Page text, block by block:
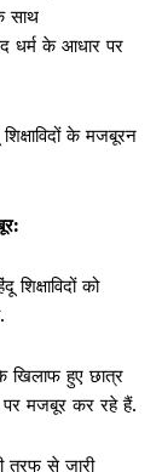
साथ
धर्म के आधार पर
के मजबूरन
को
खिलाफ हुए छात्र
पर मजबूर कर रहे हैं.
तरफ से जारी